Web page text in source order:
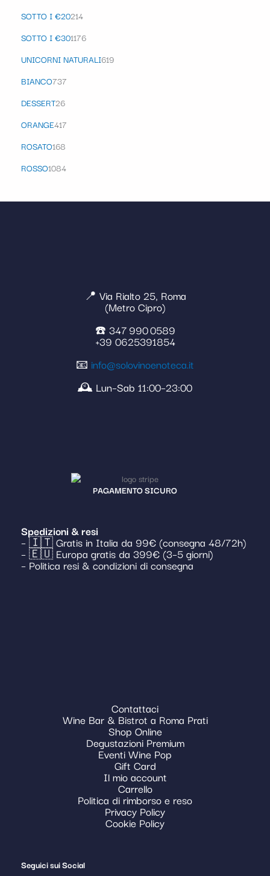
SOTTO I €20214
SOTTO I €301176
UNICORNI NATURALI619
BIANCO737
DESSERT26
ORANGE417
ROSATO168
ROSSO1084
📍 Via Rialto 25, Roma
(Metro Cipro)
☎️ 347 990 0589
+39 0625391854
📧 info@solovinoenoteca.it
🕰️ Lun–Sab 11:00–23:00
PAGAMENTO SICURO
Spedizioni & resi
– 🇮🇹 Gratis in Italia da 99€ (consegna 48/72h)
– 🇪🇺 Europa gratis da 399€ (3–5 giorni)
– Politica resi & condizioni di consegna
Contattaci
Wine Bar & Bistrot a Roma Prati
Shop Online
Degustazioni Premium
Eventi Wine Pop
Gift Card
Il mio account
Carrello
Politica di rimborso e reso
Privacy Policy
Cookie Policy
Seguici sui Social